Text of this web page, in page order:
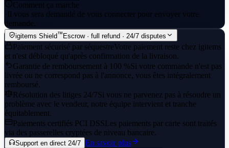
Comment ça marche
· Il vous sera demandé de vous connecter pour envoyer votre
demande.
igitems Shield™ Escrow · full refund · 24/7 disputes
Paiement sécurisé par séquestreVotre paiement reste chez igitems
et n'est débloqué qu'après confirmation de la livraison.
Garantie de remboursement à 100 %Si votre commande n'est pas
livrée ou ne correspond pas à l'annonce, vous êtes intégralement
remboursé.
Résolution des litiges 24/7Si vous ne parvenez pas à résoudre un
problème avec le vendeur, notre équipe intervient et tranche
équitablement.
Paiements certifiés PCI DSSLes paiements par carte sont traités
via des passerelles cryptées de niveau bancaire.
Support en direct 24/7 En savoir plus